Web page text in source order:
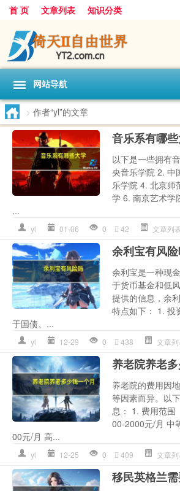
首 页 文章列表 知识分类
网站导航
> 作者“yl”的文章
音乐系有哪
以下是一些拥有
央音乐学院 2. 中
乐学院 4. 北京师
学 6. 南京艺术学
...
yl 01-06 0 42 文章列
余利宝有风
余利宝是一种现
于货币基金和低
提供的信息，余
特点如下： 1. 投
于国债、...
yl 12-29 0 438 文章
养老院养老
养老院的费用因
等因素而异。以
息： 1. 费用范围
00-2000元/月 中
00元/月 高...
yl 12-25 0 409 文章
移民英格兰